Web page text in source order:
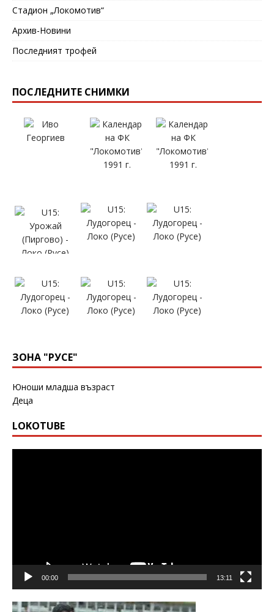
Стадион „Локомотив“
Архив-Новини
Последният трофей
ПОСЛЕДНИТЕ СНИМКИ
ЗОНА "РУСЕ"
Юноши младша възраст
Деца
LOKOTUBE
00:00 13:11